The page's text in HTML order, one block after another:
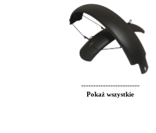
------------------------
Pokaż wszystkie